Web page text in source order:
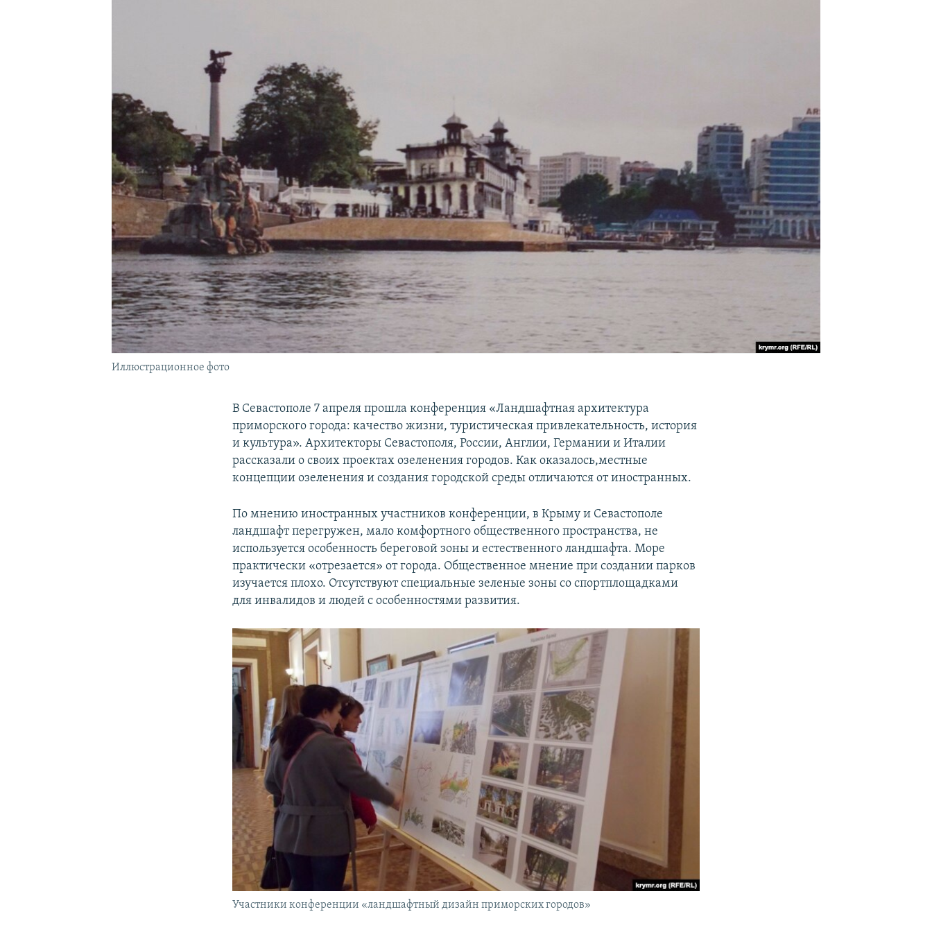
Иллюстрационное фото
В Севастополе 7 апреля прошла конференция «Ландшафтная архитектура
приморского города: качество жизни, туристическая привлекательность, история
и культура». Архитекторы Севастополя, России, Англии, Германии и Италии
рассказали о своих проектах озеленения городов. Как оказалось,местные
концепции озеленения и создания городской среды отличаются от иностранных.
По мнению иностранных участников конференции, в Крыму и Севастополе
ландшафт перегружен, мало комфортного общественного пространства, не
используется особенность береговой зоны и естественного ландшафта. Море
практически «отрезается» от города. Общественное мнение при создании парков
изучается плохо. Отсутствуют специальные зеленые зоны со спортплощадками
для инвалидов и людей с особенностями развития.
Участники конференции «ландшафтный дизайн приморских городов»